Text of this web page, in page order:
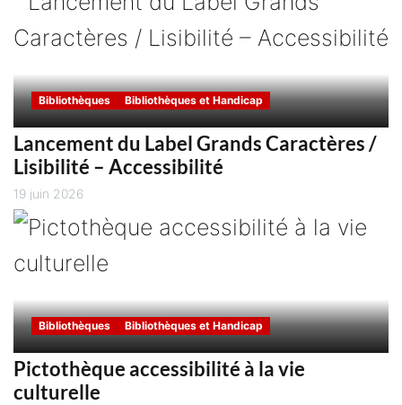
Bibliothèques Bibliothèques et Handicap
Lancement du Label Grands Caractères /
Lisibilité – Accessibilité
19 juin 2026
Bibliothèques Bibliothèques et Handicap
Pictothèque accessibilité à la vie
culturelle